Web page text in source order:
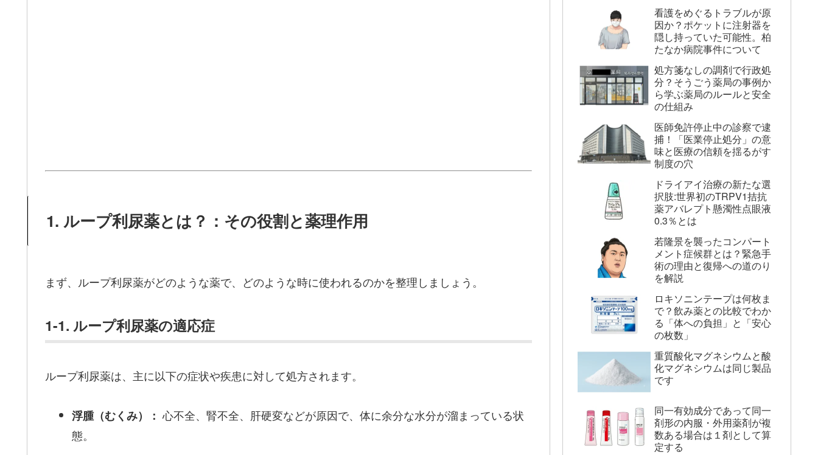
1. ループ利尿薬とは？：その役割と薬理作用
まず、ループ利尿薬がどのような薬で、どのような時に使われるのかを整理しましょう。
1-1. ループ利尿薬の適応症
ループ利尿薬は、主に以下の症状や疾患に対して処方されます。
浮腫（むくみ）： 心不全、腎不全、肝硬変などが原因で、体に余分な水分が溜まっている状
態。
看護をめぐるトラブルが原
因か？ポケットに注射器を
隠し持っていた可能性。柏
たなか病院事件について
処方箋なしの調剤で行政処
分？そうごう薬局の事例か
ら学ぶ薬局のルールと安全
の仕組み
医師免許停止中の診察で逮
捕！「医業停止処分」の意
味と医療の信頼を揺るがす
制度の穴
ドライアイ治療の新たな選
択肢:世界初のTRPV1拮抗
薬アバレプト懸濁性点眼液
0.3％とは
若隆景を襲ったコンパート
メント症候群とは？緊急手
術の理由と復帰への道のり
を解説
ロキソニンテープは何枚ま
で？飲み薬との比較でわか
る「体への負担」と「安心
の枚数」
重質酸化マグネシウムと酸
化マグネシウムは同じ製品
です
同一有効成分であって同一
剤形の内服・外用薬剤が複
数ある場合は１剤として算
定する